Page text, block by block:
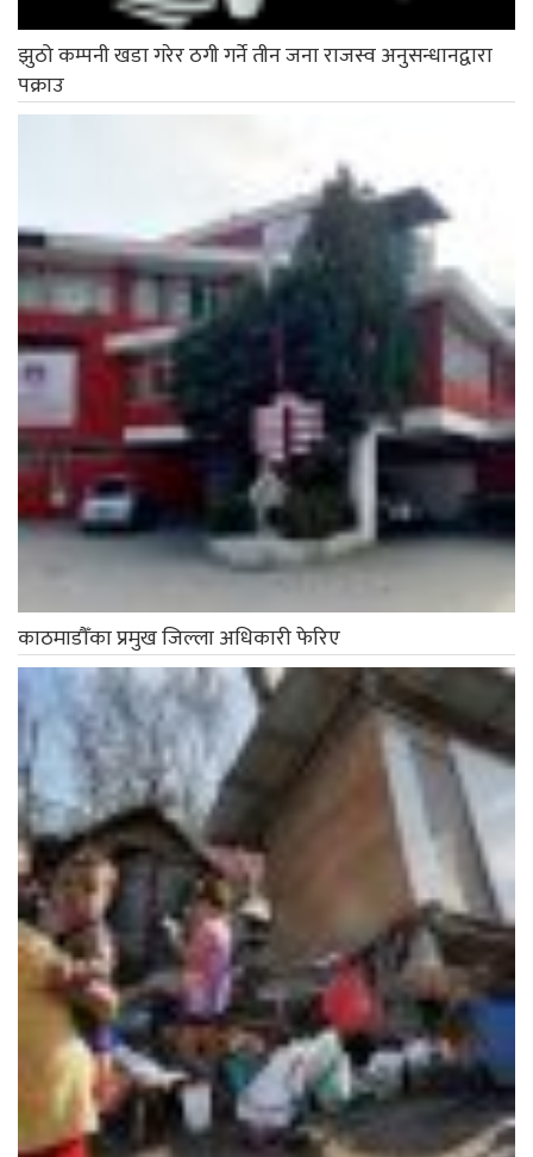
झुठो कम्पनी खडा गरेर ठगी गर्ने तीन जना राजस्व अनुसन्धानद्वारा
पक्राउ
काठमाडौँका प्रमुख जिल्ला अधिकारी फेरिए